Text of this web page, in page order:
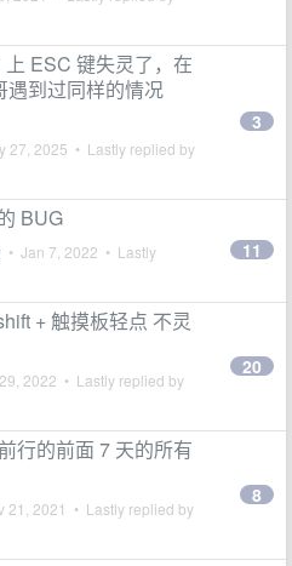
ESC 键失灵了，在
遇到过同样的情况
27, 2025 • Lastly replied by
3
BUG
• Jan 7, 2022 • Lastly
11
+ 触摸板轻点 不灵
2022 • Lastly replied by
20
行的前面 7 天的所有
21, 2021 • Lastly replied by
8